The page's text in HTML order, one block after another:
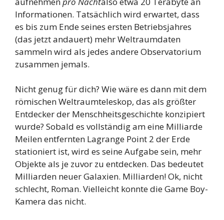
Informationen. Tatsächlich wird erwartet, dass
es bis zum Ende seines ersten Betriebsjahres
(das jetzt andauert) mehr Weltraumdaten
sammeln wird als jedes andere Observatorium
zusammen jemals.
Nicht genug für dich? Wie wäre es dann mit dem
römischen Weltraumteleskop, das als größter
Entdecker der Menschheitsgeschichte konzipiert
wurde? Sobald es vollständig am eine Milliarde
Meilen entfernten Lagrange Point 2 der Erde
stationiert ist, wird es seine Aufgabe sein, mehr
Objekte als je zuvor zu entdecken. Das bedeutet
Milliarden neuer Galaxien. Milliarden! Ok, nicht
schlecht, Roman. Vielleicht konnte die Game Boy-
Kamera das nicht.